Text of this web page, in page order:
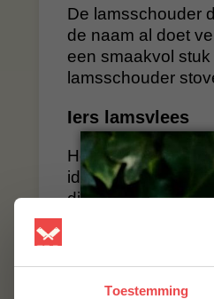
Toestemming
De lamsschouder
de naam al doet
een smaakvol
lamsschouder
Iers lamsvlees
Het vlees uit
ideale natuurlijke
die gunstig zijn
resulteert in
geproduceerd.